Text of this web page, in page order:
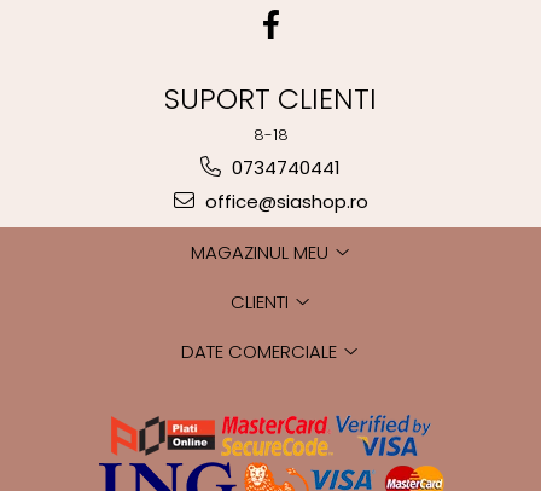
SUPORT CLIENTI
8-18
0734740441
office@siashop.ro
MAGAZINUL MEU
CLIENTI
DATE COMERCIALE